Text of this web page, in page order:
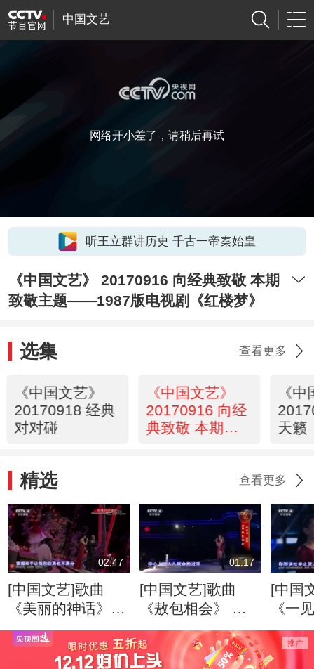
中国文艺
网络开小差了，请稍后再试
听王立群讲历史 千古一帝秦始皇
《中国文艺》 20170916 向经典致敬 本期
致敬主题——1987版电视剧《红楼梦》
选集 查看更多
《中国文艺》
20170918 经典
对对碰
《中国文艺》
20170916 向经
典致敬 本期致
《
天籁
精选 查看更多
02:47
[中国文艺]歌曲
《美丽的神话》
演唱：张光北 陈
炜
01:17
[中国文艺]歌曲
《敖包相会》 演
唱：张光北 陈炜
[中国
《一
演唱